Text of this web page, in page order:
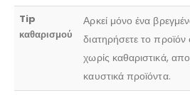
Tip
καθαρισμού
Αρκεί μόνο ένα
διατηρήσετε το
χωρίς καθαριστικά,
καυστικά προϊόντα.